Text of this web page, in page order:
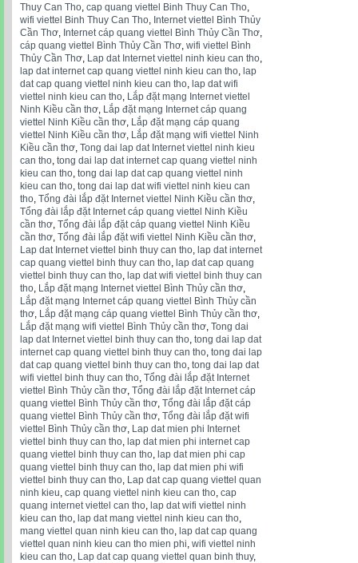
Thuy Can Tho, cap quang viettel Binh Thuy Can Tho,
wifi viettel Binh Thuy Can Tho, Internet viettel Bình Thủy
Cần Thơ, Internet cáp quang viettel Bình Thủy Cần Thơ,
cáp quang viettel Bình Thủy Cần Thơ, wifi viettel Bình
Thủy Cần Thơ, Lap dat Internet viettel ninh kieu can tho,
lap dat internet cap quang viettel ninh kieu can tho, lap
dat cap quang viettel ninh kieu can tho, lap dat wifi
viettel ninh kieu can tho, Lắp đặt mạng Internet viettel
Ninh Kiều cần thơ, Lắp đặt mạng Internet cáp quang
viettel Ninh Kiều cần thơ, Lắp đặt mạng cáp quang
viettel Ninh Kiều cần thơ, Lắp đặt mạng wifi viettel Ninh
Kiều cần thơ, Tong dai lap dat Internet viettel ninh kieu
can tho, tong dai lap dat internet cap quang viettel ninh
kieu can tho, tong dai lap dat cap quang viettel ninh
kieu can tho, tong dai lap dat wifi viettel ninh kieu can
tho, Tổng đài lắp đặt Internet viettel Ninh Kiều cần thơ,
Tổng đài lắp đặt Internet cáp quang viettel Ninh Kiều
cần thơ, Tổng đài lắp đặt cáp quang viettel Ninh Kiều
cần thơ, Tổng đài lắp đặt wifi viettel Ninh Kiều cần thơ,
Lap dat Internet viettel binh thuy can tho, lap dat internet
cap quang viettel binh thuy can tho, lap dat cap quang
viettel binh thuy can tho, lap dat wifi viettel binh thuy can
tho, Lắp đặt mạng Internet viettel Bình Thủy cần thơ,
Lắp đặt mạng Internet cáp quang viettel Bình Thủy cần
thơ, Lắp đặt mạng cáp quang viettel Bình Thủy cần thơ,
Lắp đặt mạng wifi viettel Bình Thủy cần thơ, Tong dai
lap dat Internet viettel binh thuy can tho, tong dai lap dat
internet cap quang viettel binh thuy can tho, tong dai lap
dat cap quang viettel binh thuy can tho, tong dai lap dat
wifi viettel binh thuy can tho, Tổng đài lắp đặt Internet
viettel Bình Thủy cần thơ, Tổng đài lắp đặt Internet cáp
quang viettel Bình Thủy cần thơ, Tổng đài lắp đặt cáp
quang viettel Bình Thủy cần thơ, Tổng đài lắp đặt wifi
viettel Bình Thủy cần thơ, Lap dat mien phi Internet
viettel binh thuy can tho, lap dat mien phi internet cap
quang viettel binh thuy can tho, lap dat mien phi cap
quang viettel binh thuy can tho, lap dat mien phi wifi
viettel binh thuy can tho, Lap dat cap quang viettel quan
ninh kieu, cap quang viettel ninh kieu can tho, cap
quang internet viettel can tho, lap dat wifi viettel ninh
kieu can tho, lap dat mang viettel ninh kieu can tho,
mang viettel quan ninh kieu can tho, lap dat cap quang
viettel quan ninh kieu can tho mien phi, wifi viettel ninh
kieu can tho, Lap dat cap quang viettel quan binh thuy,